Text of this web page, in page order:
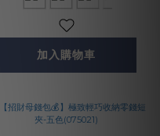
加入購物車